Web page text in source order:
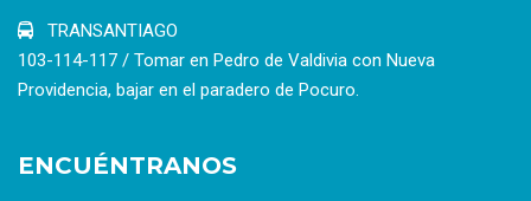
TRANSANTIAGO
103-114-117 / Tomar en Pedro de Valdivia con Nueva
Providencia, bajar en el paradero de Pocuro.
ENCUÉNTRANOS